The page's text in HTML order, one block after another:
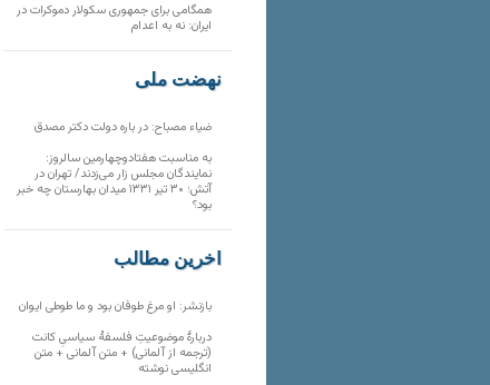
همگامی برای جمهوری سکولار دموکرات در
ایران: نه به اعدام
نهضت ملی
ضیاء مصباح: در باره دولت دکتر مصدق
به مناسبت هفتادوچهارمین سالروز:
نمایندگان مجلس زار می‌زدند/ تهران در
آتش؛ ۳۰ تیر ۱۳۳۱ میدان بهارستان چه خبر
بود؟
آخرین مطالب
بازنشر: او مرغ طوفان بود و ما طوطی ایوان
دربارهٔ موضوعیتِ فلسفهٔ سیاسیِ کانت
(ترجمه از آلمانی) + متن آلمانی + متن
انگلیسی نوشته